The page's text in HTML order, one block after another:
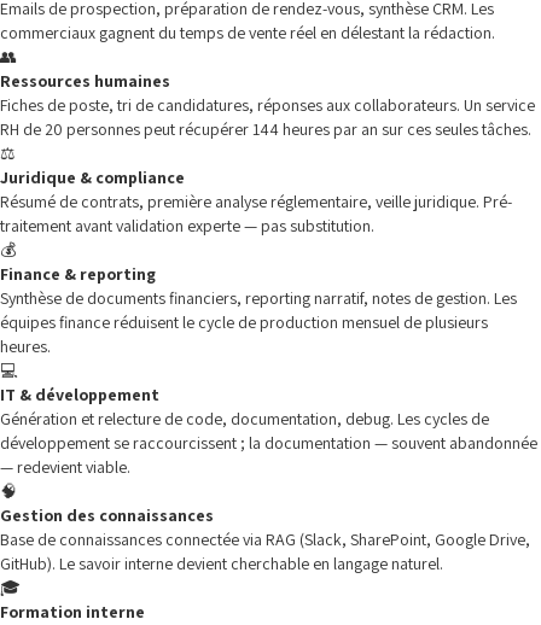
Emails de prospection, préparation de rendez-vous, synthèse CRM. Les
commerciaux gagnent du temps de vente réel en délestant la rédaction.
👥
Ressources humaines
Fiches de poste, tri de candidatures, réponses aux collaborateurs. Un service
RH de 20 personnes peut récupérer 144 heures par an sur ces seules tâches.
⚖️
Juridique & compliance
Résumé de contrats, première analyse réglementaire, veille juridique. Pré-
traitement avant validation experte — pas substitution.
💰
Finance & reporting
Synthèse de documents financiers, reporting narratif, notes de gestion. Les
équipes finance réduisent le cycle de production mensuel de plusieurs
heures.
💻
IT & développement
Génération et relecture de code, documentation, debug. Les cycles de
développement se raccourcissent ; la documentation — souvent abandonnée
— redevient viable.
🧠
Gestion des connaissances
Base de connaissances connectée via RAG (Slack, SharePoint, Google Drive,
GitHub). Le savoir interne devient cherchable en langage naturel.
🎓
Formation interne